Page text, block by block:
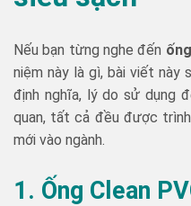
Nếu bạn từng nghe đến
niệm này là gì, bài viết này
định nghĩa, lý do sử dụng
quan, tất cả đều được
mới vào ngành.
1. Ống Clean